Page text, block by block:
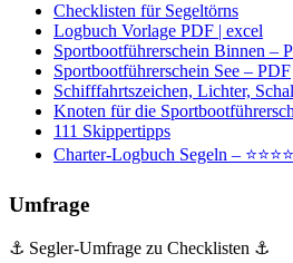
Checklisten für Segeltörns
Logbuch Vorlage PDF | excel
Sportbootführerschein Binnen –
Sportbootführerschein See – PDF
Schifffahrtszeichen, Lichter,
Knoten für die
111 Skippertipps
Charter-Logbuch Segeln –
Umfrage
⚓ Segler-Umfrage zu Checklisten ⚓